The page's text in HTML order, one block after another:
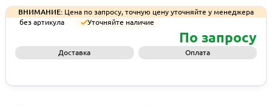
ВНИМАНИЕ: Цена по запросу, точную цену уточняйте у менеджера
без артикула
Уточняйте наличие
По запросу
Доставка Оплата